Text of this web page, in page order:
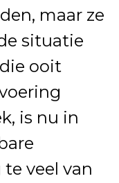
maar ze
situatie
ooit
is nu in
veel van